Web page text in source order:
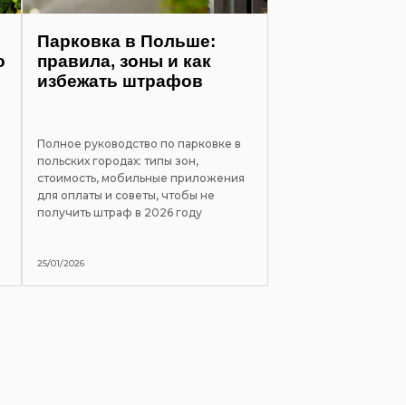
Парковка в Польше:
правила, зоны и как
избежать штрафов
Полное руководство по парковке в
польских городах: типы зон,
стоимость, мобильные приложения
для оплаты и советы, чтобы не
получить штраф в 2026 году
25/01/2026